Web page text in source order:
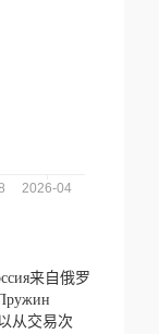
来自俄罗
从交易次